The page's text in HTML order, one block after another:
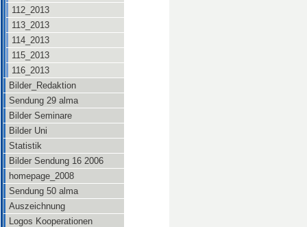
112_2013
113_2013
114_2013
115_2013
116_2013
Bilder_Redaktion
Sendung 29 alma
Bilder Seminare
Bilder Uni
Statistik
Bilder Sendung 16 2006
homepage_2008
Sendung 50 alma
Auszeichnung
Logos Kooperationen